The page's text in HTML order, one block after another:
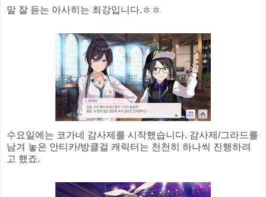
말 잘 듣는 아사히는 최강입니다.ㅎㅎ
수요일에는 코가네 감사제를 시작했습니다. 감사제/그라드를
남겨 놓은 안티카/방클걸 캐릭터는 천천히 하나씩 진행하려
고 했죠.